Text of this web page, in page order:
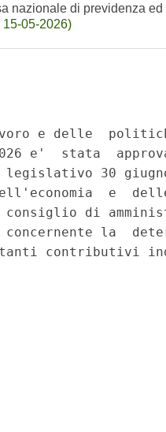
nazionale di previdenza
15-05-2026)